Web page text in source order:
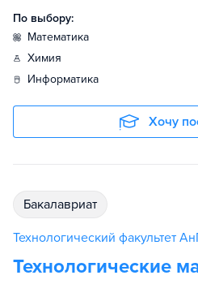
По выбору:
математика
химия
информатика
Хочу
бакалавриат
Технологический факультет
Технологические